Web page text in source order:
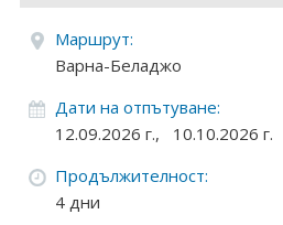
Чехия
България
Китай
Маршрут:
Варна-Беладжо
Дати на отпътуване:
12.09.2026 г., 10.10.2026 г.
Продължителност:
4 дни